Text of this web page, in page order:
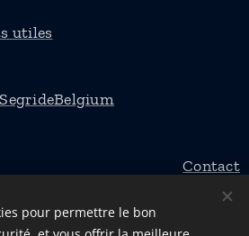
utiles
Contact
E-mail: info@segride.be
pour permettre le bon